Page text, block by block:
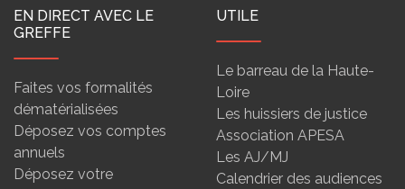
EN DIRECT AVEC LE
GREFFE
Faites vos formalités
dématérialisées
Déposez vos comptes
annuels
Déposez votre
UTILE
Le barreau de la Haute-
Loire
Les huissiers de justice
Association APESA
Les AJ/MJ
Calendrier des audiences